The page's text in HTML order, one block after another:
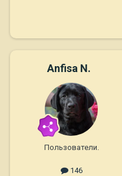
Anfisa N.
Пользователи.
146